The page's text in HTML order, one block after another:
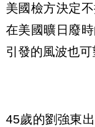
美國檢方決定
在美國曠日廢
引發的風波也可
45歲的劉強東